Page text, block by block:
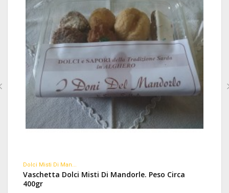
Dolci Misti Di Man...
Vaschetta Dolci Misti Di Mandorle. Peso Circa
400gr